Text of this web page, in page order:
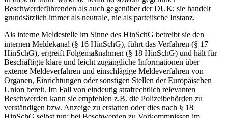
Beschwerdeführenden als auch gegenüber der DUK; sie handelt
grundsätzlich immer als neutrale, nie als parteiische Instanz.
Als interne Meldestelle im Sinne des HinSchG betreibt sie den
internen Meldekanal (§ 16 HinSchG), führt das Verfahren (§ 17
HinSchG), ergreift Folgemaßnahmen (§ 18 HinSchG) und hält für
Beschäftigte klare und leicht zugängliche Informationen über
externe Meldeverfahren und einschlägige Meldeverfahren von
Organen, Einrichtungen oder sonstigen Stellen der Europäischen
Union bereit. Im Fall von eindeutig strafrechtlich relevanten
Beschwerden kann sie empfehlen z.B. die Polizeibehörden zu
verständigen bzw. Anzeige zu erstatten oder dies nach § 18